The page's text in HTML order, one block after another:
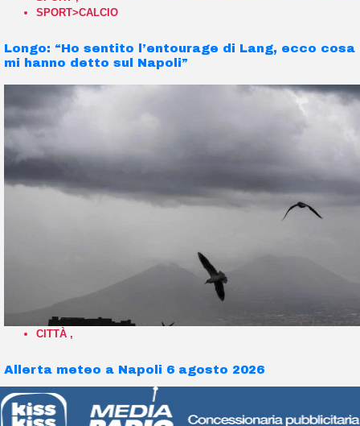
SPORT>CALCIO
Longo: “Ho sentito l’entourage di Lang, ecco cosa
mi hanno detto sul Napoli”
CITTÀ ,
Allerta meteo a Napoli 6 agosto 2026